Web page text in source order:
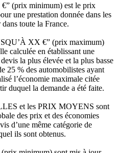
(prix minimum) est le prix
une prestation donnée dans les
toute la France.
XX €” (prix maximum)
calculée en établissant une
la plus élevée et la plus basse
25 % des automobilistes ayant
l’économie maximale citée
duquel la demande a été faite.
et les PRIX MOYENS sont
des prix et des économies
d’une même catégorie de
ils sont obtenus.